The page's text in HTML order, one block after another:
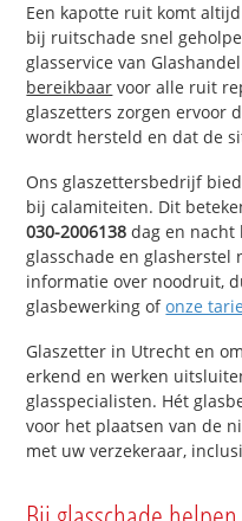
Een kapotte ruit komt
bij ruitschade snel
glasservice van
bereikbaar voor alle ruit
glaszetters zorgen ervoor
wordt hersteld en dat de
Ons glaszettersbedrijf
bij calamiteiten. Dit
030-2006138 dag en
glasschade en glasherstel
informatie over noodruit,
glasbewerking ofonze
Glaszetter in Utrecht en
erkend en werken
glasspecialisten. Hét
voor het plaatsen van de
met uw verzekeraar,